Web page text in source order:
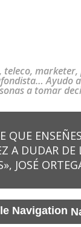
teleco, marketer,
Ayudo
a tomar
QUE
A DUDAR DE
JOSÉ